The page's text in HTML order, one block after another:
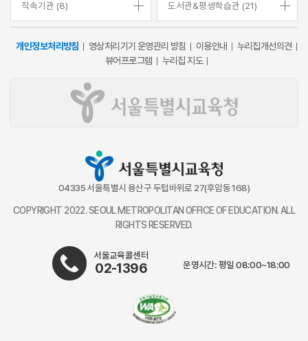
직속기관 (8) 도서관&평생학습관 (21)
개인정보처리방침 영상처리기기 운영관리 방침 이용안내
누리집개선의견
뷰어프로그램
누리집 지도
04335 서울특별시 용산구 두텁바위로 27(후암동 168)
COPYRIGHT 2022. SEOUL METROPOLITAN OFFICE OF EDUCATION. ALL
RIGHTS RESERVED.
서울교육콜센터
02-1396 운영시간: 평일 08:00~18:00